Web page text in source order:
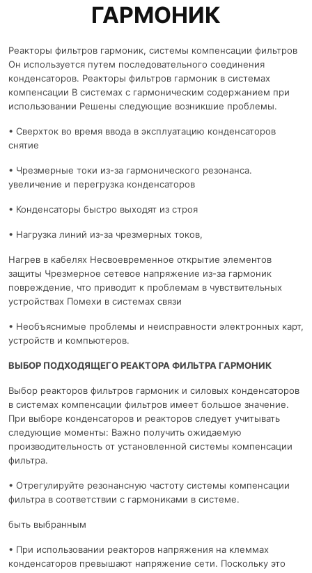
ГАРМОНИК
Реакторы фильтров гармоник, системы компенсации фильтров
Он используется путем последовательного соединения
конденсаторов. Реакторы фильтров гармоник в системах
компенсации В системах с гармоническим содержанием при
использовании Решены следующие возникшие проблемы.
• Сверхток во время ввода в эксплуатацию конденсаторов
снятие
• Чрезмерные токи из-за гармонического резонанса.
увеличение и перегрузка конденсаторов
• Конденсаторы быстро выходят из строя
• Нагрузка линий из-за чрезмерных токов,
Нагрев в кабелях Несвоевременное открытие элементов
защиты Чрезмерное сетевое напряжение из-за гармоник
повреждение, что приводит к проблемам в чувствительных
устройствах Помехи в системах связи
• Необъяснимые проблемы и неисправности электронных карт,
устройств и компьютеров.
ВЫБОР ПОДХОДЯЩЕГО РЕАКТОРА ФИЛЬТРА ГАРМОНИК
Выбор реакторов фильтров гармоник и силовых конденсаторов
в системах компенсации фильтров имеет большое значение.
При выборе конденсаторов и реакторов следует учитывать
следующие моменты: Важно получить ожидаемую
производительность от установленной системы компенсации
фильтра.
• Отрегулируйте резонансную частоту системы компенсации
фильтра в соответствии с гармониками в системе.
быть выбранным
• При использовании реакторов напряжения на клеммах
конденсаторов превышают напряжение сети. Поскольку это